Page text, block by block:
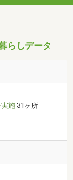
らしデータ
実施31ヶ所